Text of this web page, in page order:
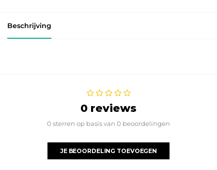
Beschrijving
0 reviews
0 sterren op basis van 0 beoordelingen
JE BEOORDELING TOEVOEGEN